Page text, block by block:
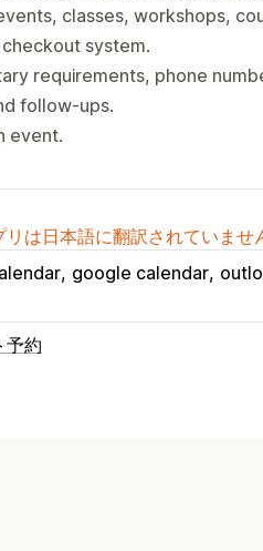
classes, workshops,
system.
requirements, phone
follow-ups.
event.
リは日本語に翻訳されていませ
google calendar
予約